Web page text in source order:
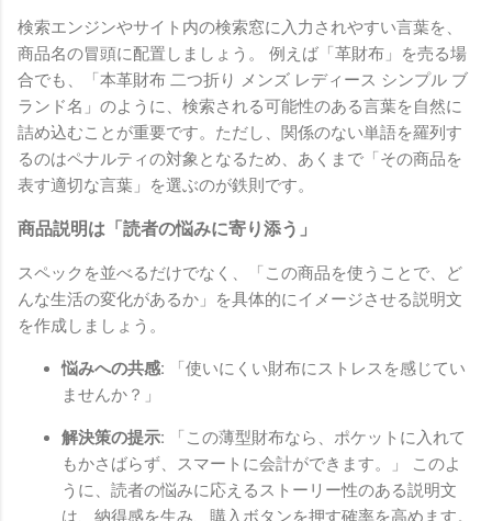
検索エンジンやサイト内の検索窓に入力されやすい言葉を、
商品名の冒頭に配置しましょう。 例えば「革財布」を売る場
合でも、「本革財布 二つ折り メンズ レディース シンプル ブ
ランド名」のように、検索される可能性のある言葉を自然に
詰め込むことが重要です。ただし、関係のない単語を羅列す
るのはペナルティの対象となるため、あくまで「その商品を
表す適切な言葉」を選ぶのが鉄則です。
商品説明は「読者の悩みに寄り添う」
スペックを並べるだけでなく、「この商品を使うことで、ど
んな生活の変化があるか」を具体的にイメージさせる説明文
を作成しましょう。
悩みへの共感: 「使いにくい財布にストレスを感じてい
ませんか？」
解決策の提示: 「この薄型財布なら、ポケットに入れて
もかさばらず、スマートに会計ができます。」 このよ
うに、読者の悩みに応えるストーリー性のある説明文
は、納得感を生み、購入ボタンを押す確率を高めます。